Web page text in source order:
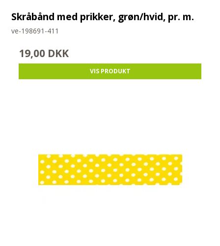
Skråbånd med prikker, grøn/hvid, pr. m.
ve-198691-411
19,00 DKK
VIS PRODUKT